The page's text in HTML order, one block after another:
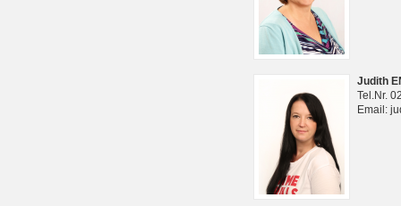
Judith
Tel.Nr.
Email: